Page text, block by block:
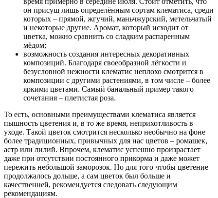
он присущ лишь определённым сортам клематиса, среди
которых – прямой, жгучий, маньчжурский, метельчатый
и некоторые другие. Аромат, который исходит от
цветка, можно сравнить со сладким распаренным
мёдом;
возможность создания интересных декоративных
композиций. Благодаря своеобразной лёгкости и
безусловной нежности клематис неплохо смотрится в
композиции с другими растениями, в том числе – более
яркими цветами. Самый банальный пример такого
сочетания – плетистая роза.
То есть, основными преимуществами клематиса является
пышность цветения и, в то же время, неприхотливость в
уходе. Такой цветок смотрится несколько необычно на фоне
более традиционных, привычных для нас цветов – ромашек,
астр или лилий. Впрочем, клематис успешно произрастает
даже при отсутствии постоянного прикорма и даже может
пережить небольшой заморозок. Но для того чтобы цветение
продолжалось дольше, а сам цветок был больше и
качественней, рекомендуется следовать следующим
рекомендациям.